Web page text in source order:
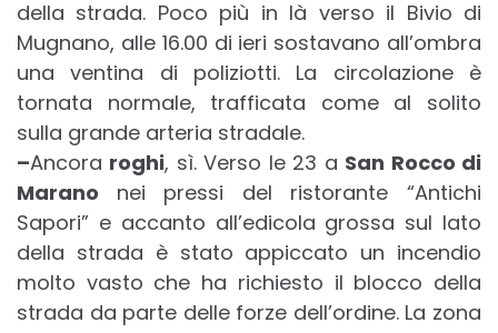
della strada. Poco più in là verso il Bivio di
Mugnano, alle 16.00 di ieri sostavano all’ombra
una ventina di poliziotti. La circolazione è
tornata normale, trafficata come al solito
sulla grande arteria stradale.
–Ancora roghi, sì. Verso le 23 a San Rocco di
Marano nei pressi del ristorante “Antichi
Sapori” e accanto all’edicola grossa sul lato
della strada è stato appiccato un incendio
molto vasto che ha richiesto il blocco della
strada da parte delle forze dell’ordine. La zona